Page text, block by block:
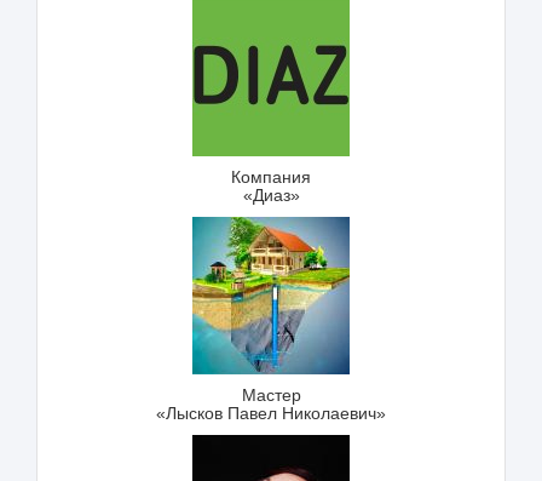
Компания
«Диаз»
Мастер
«Лысков Павел Николаевич»